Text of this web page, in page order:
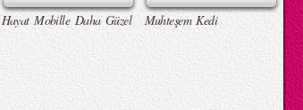
Hayat Mobille Daha Güzel Muhteşem Kedi